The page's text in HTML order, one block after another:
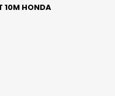
10M HONDA